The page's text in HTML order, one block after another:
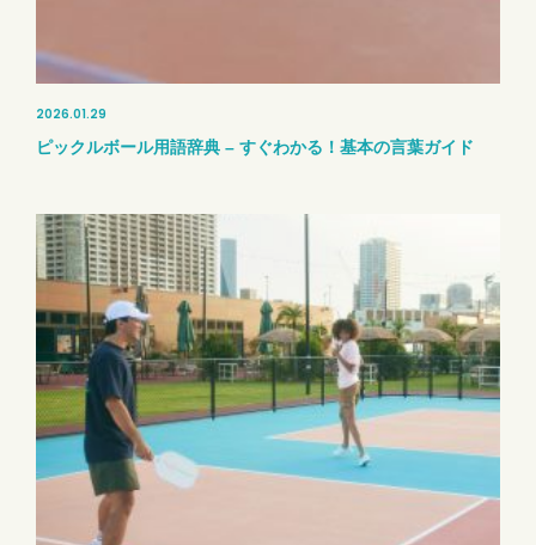
2026.01.29
ピックルボール用語辞典 – すぐわかる！基本の言葉ガイド